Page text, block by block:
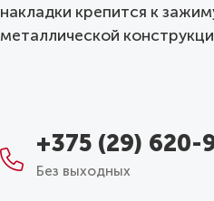
накладки крепится к
металлической
+375 (29) 620-
Без выходных